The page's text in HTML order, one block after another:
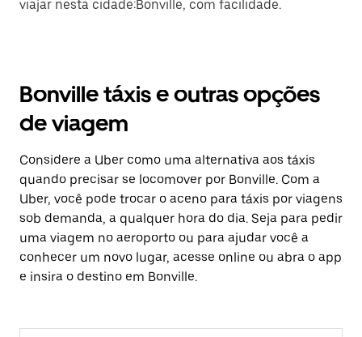
viajar nesta cidade:Bonville, com facilidade.
Bonville táxis e outras opções
de viagem
Considere a Uber como uma alternativa aos táxis
quando precisar se locomover por Bonville. Com a
Uber, você pode trocar o aceno para táxis por viagens
sob demanda, a qualquer hora do dia. Seja para pedir
uma viagem no aeroporto ou para ajudar você a
conhecer um novo lugar, acesse online ou abra o app
e insira o destino em Bonville.